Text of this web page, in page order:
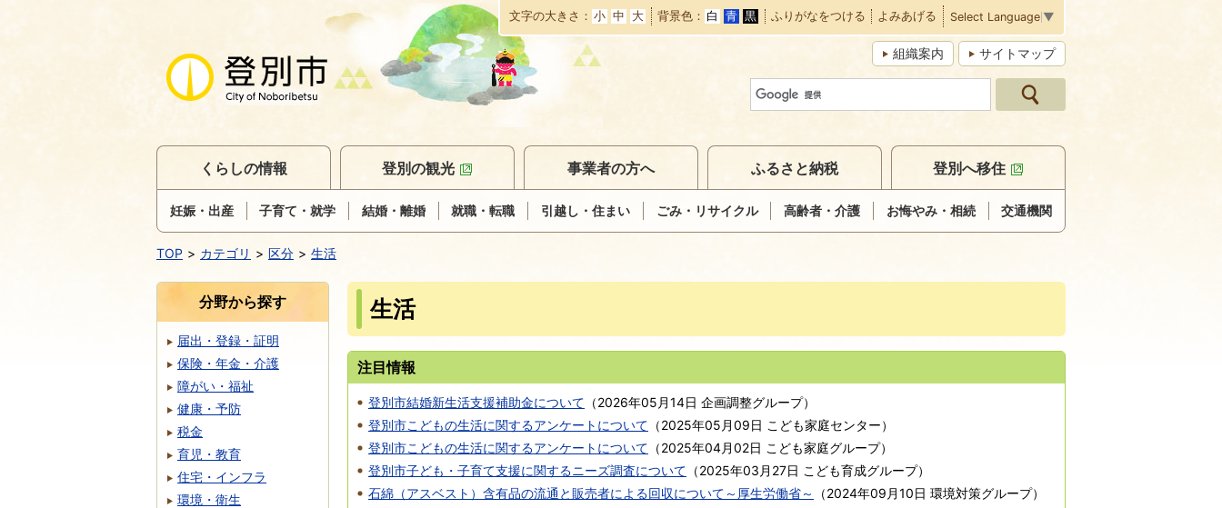
本
文
へ
移
動
文字の大きさ 小 中 大 背景色 白 青 黒 ふりがなをつける よみあげる Select Language ▼
組織案内 サイトマップ
くらしの情報
妊娠・出産 子育て・就学 結婚・離婚 就職・転職 引越し・住まい ごみ・リサイクル 高齢者・介護 お悔やみ・相続 交通機関
登別の観光 事業者の方へ ふるさと納税 登別へ移住
TOP カテゴリ 区分 生活
生活
注目情報
登別市結婚新生活支援補助金について （2026年05月14日 企画調整グループ）
登別市こどもの生活に関するアンケートについて （2025年05月09日 こども家庭センター）
登別市こどもの生活に関するアンケートについて （2025年04月02日 こども家庭グループ）
登別市子ども・子育て支援に関するニーズ調査について （2025年03月27日 こども育成グループ）
石綿（アスベスト）含有品の流通と販売者による回収について～厚生労働省～
（2024年09月10日 環境対策グループ）
分野から探す
届出・登録・証明
保険・年金・介護
障がい・福祉
健康・予防
税金
育児・教育
住宅・インフラ
環境・衛生